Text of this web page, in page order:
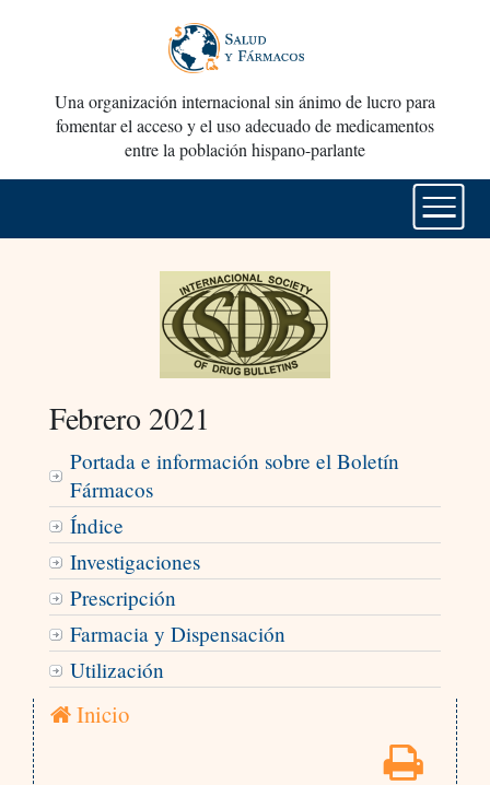
Una organización internacional sin ánimo de lucro para
fomentar el acceso y el uso adecuado de medicamentos
entre la población hispano-parlante
Febrero 2021
Portada e información sobre el Boletín
Fármacos
Índice
Investigaciones
Prescripción
Farmacia y Dispensación
Utilización
Inicio